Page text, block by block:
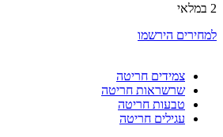
2 במלאי
למחירים הירשמו
צמידים חריטה
שרשראות חריטה
טבעות חריטה
עגילים חריטה